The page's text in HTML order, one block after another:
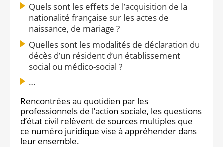
Quels sont les effets de l’acquisition de la
nationalité française sur les actes de
naissance, de mariage ?
Quelles sont les modalités de déclaration du
décès d’un résident d’un établissement
social ou médico-social ?
…
Rencontrées au quotidien par les
professionnels de l’action sociale, les questions
d’état civil relèvent de sources multiples que
ce numéro juridique vise à appréhender dans
leur ensemble.